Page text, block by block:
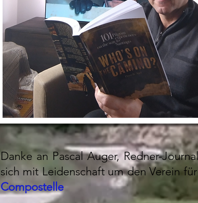
Danke an Pascal Auger, Redner-
sich mit Leidenschaft um den Verein
Compostelle